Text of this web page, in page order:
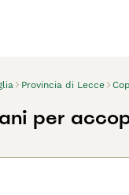
Provincia di Lecce
per